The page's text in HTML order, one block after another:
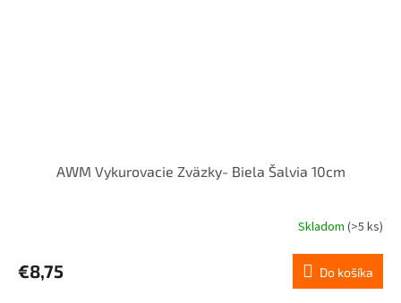
AWM Vykurovacie Zväzky- Biela Šalvia 10cm
produktu
je
Skladom(>5 ks)
€8,75 Do košíka